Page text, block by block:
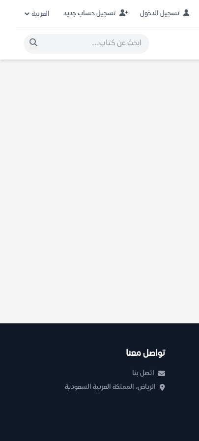
تسجيل الدخول تسجيل حساب جديد
تواصل معنا
اتصل بنا
الرياض، المملكة العربية السعودية